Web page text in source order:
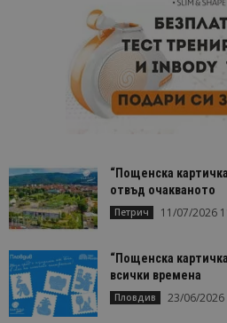
“Пощенска
отвъд очакваното
Петрич 11/07/2026
“Пощенска
всички времена
Пловдив 23/06/2026